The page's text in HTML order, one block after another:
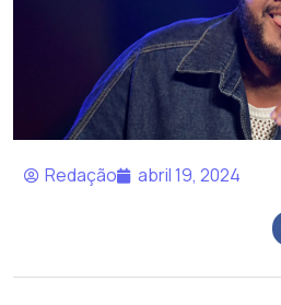
Redação abril 19, 2024